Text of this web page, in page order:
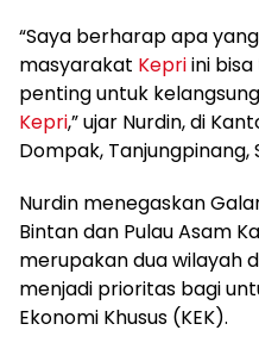
“Saya berharap apa
masyarakat Kepriini
penting untuk
Kepri,” ujar Nurdin, di
Dompak, Tanjungpinang,
Nurdin menegaskan
Bintan dan Pulau Asam
merupakan dua wilayah
menjadi prioritas bagi
Ekonomi Khusus (KEK).